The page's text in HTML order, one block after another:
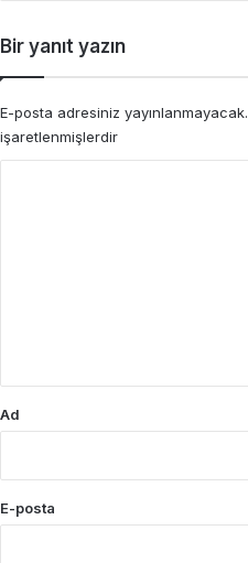
Bir yanıt yazın
E-posta adresiniz yayınlanmayacak.
işaretlenmişlerdir
Ad
E-posta